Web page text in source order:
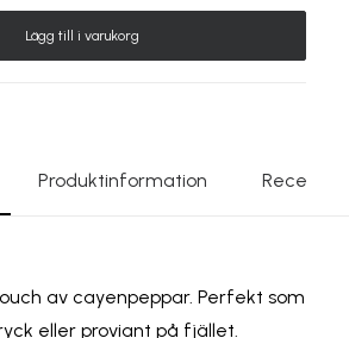
Lägg till i varukorg
Produktinformation
av cayenpeppar. Perfekt som
eller proviant på fjället.